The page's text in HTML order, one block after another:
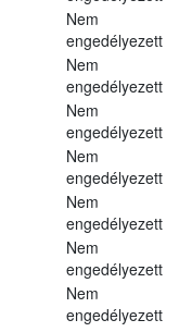
Nem
engedélyezett
Nem
engedélyezett
Nem
engedélyezett
Nem
engedélyezett
Nem
engedélyezett
Nem
engedélyezett
Nem
engedélyezett